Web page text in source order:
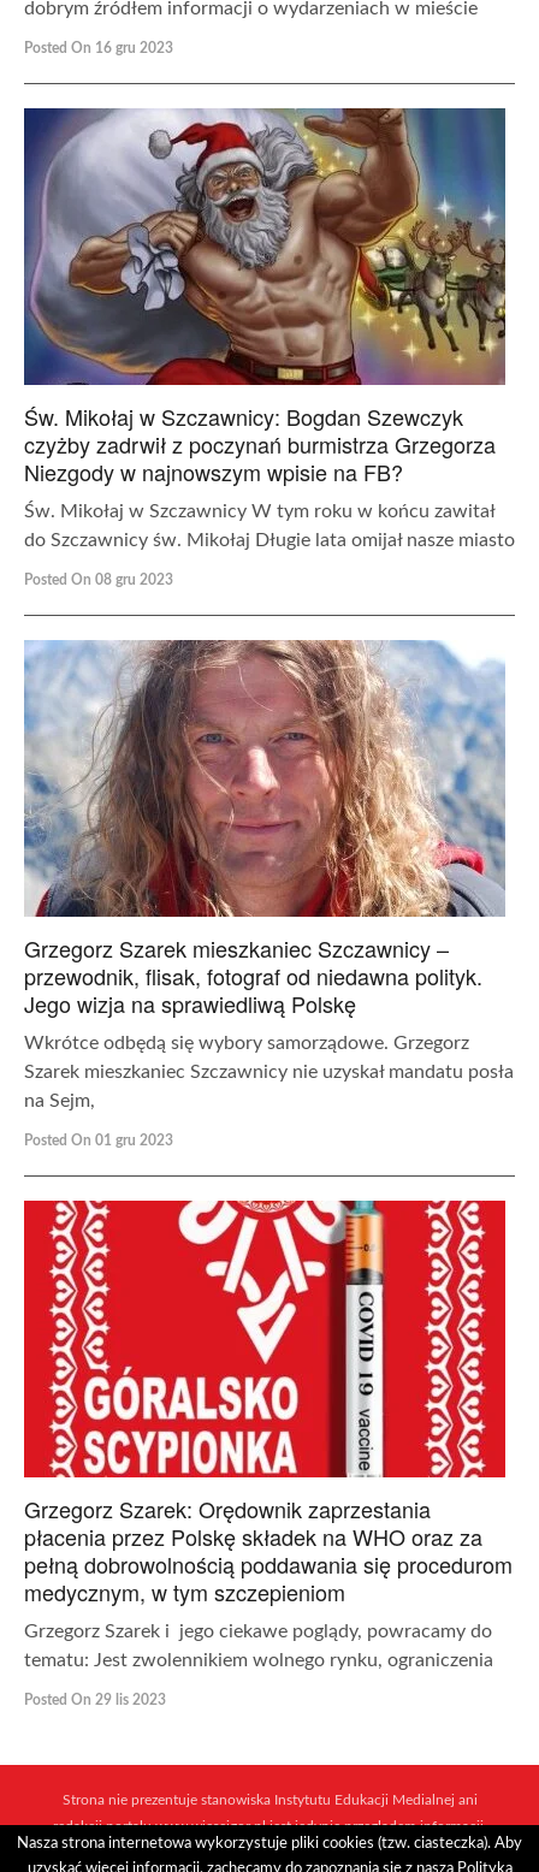
dobrym źródłem informacji o wydarzeniach w mieście
Posted On 16 gru 2023
Św. Mikołaj w Szczawnicy: Bogdan Szewczyk
czyżby zadrwił z poczynań burmistrza Grzegorza
Niezgody w najnowszym wpisie na FB?
Św. Mikołaj w Szczawnicy W tym roku w końcu zawitał
do Szczawnicy św. Mikołaj Długie lata omijał nasze miasto
Posted On 08 gru 2023
Grzegorz Szarek mieszkaniec Szczawnicy –
przewodnik, flisak, fotograf od niedawna polityk.
Jego wizja na sprawiedliwą Polskę
Wkrótce odbędą się wybory samorządowe. Grzegorz
Szarek mieszkaniec Szczawnicy nie uzyskał mandatu posła
na Sejm,
Posted On 01 gru 2023
Grzegorz Szarek: Orędownik zaprzestania
płacenia przez Polskę składek na WHO oraz za
pełną dobrowolnością poddawania się procedurom
medycznym, w tym szczepieniom
Grzegorz Szarek i jego ciekawe poglądy, powracamy do
tematu: Jest zwolennikiem wolnego rynku, ograniczenia
Posted On 29 lis 2023
Strona nie prezentuje stanowiska Instytutu Edukacji Medialnej ani
redakcji portalu www.wiescigor.pl jest jedynie przeglądem informacji,
które ukazują się w sieci mediów i niezależnych dziennikarzy.
Nasza strona internetowa wykorzystuje pliki cookies (tzw. ciasteczka). Aby
uzyskać więcej informacji, zachęcamy do zapoznania się z naszą Polityką